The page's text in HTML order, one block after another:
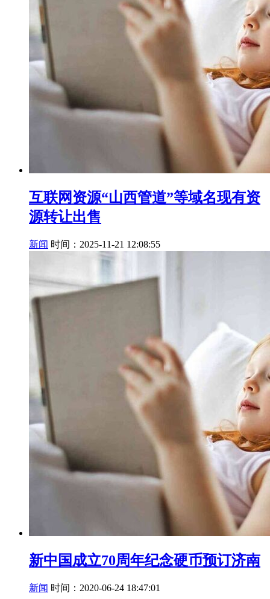
互联网资源“山西管道”等域名现有资
源转让出售
新闻 时间：2025-11-21 12:08:55
新中国成立70周年纪念硬币预订济南
新闻 时间：2020-06-24 18:47:01